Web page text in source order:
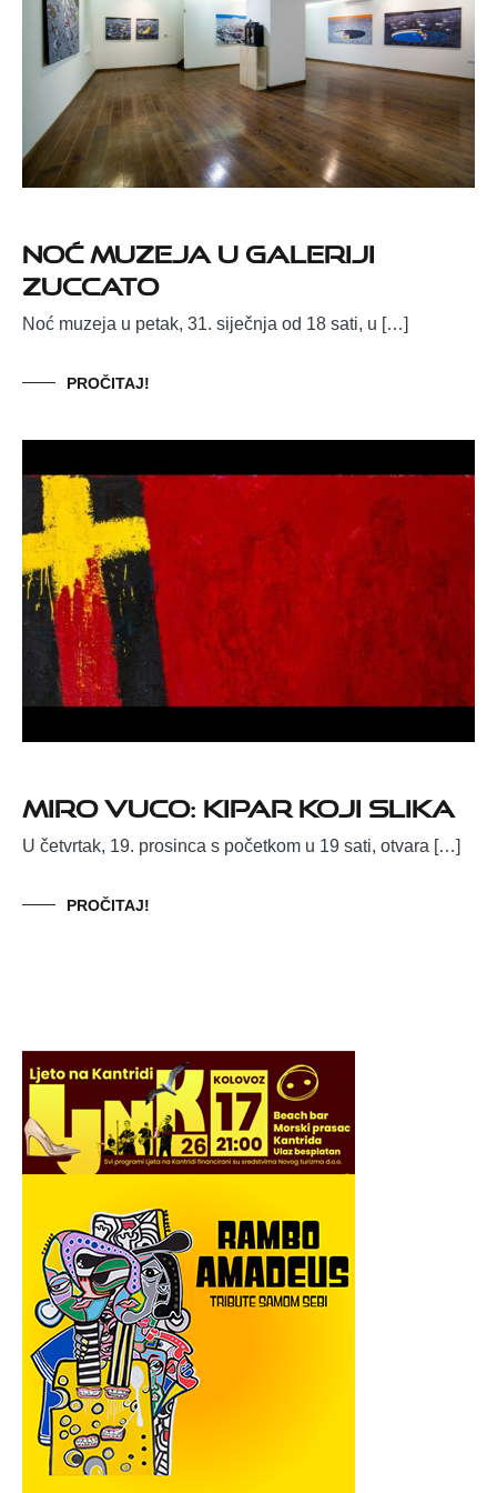
NOĆ MUZEJA U GALERIJI
ZUCCATO
Noć muzeja u petak, 31. siječnja od 18 sati, u […]
PROČITAJ!
Miro Vuco: Kipar koji slika
U četvrtak, 19. prosinca s početkom u 19 sati, otvara […]
PROČITAJ!